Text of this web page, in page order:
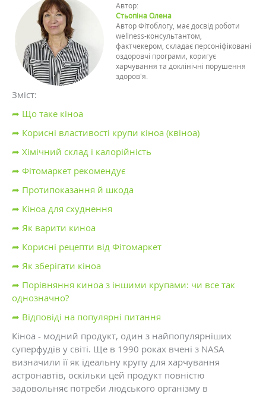
Автор:
Стьопіна Олена
Автор Фітоблогу, має досвід роботи
wellness-консультантом,
фактчекером, складає персоніфіковані
оздоровчі програми, коригує
харчування та доклінічні порушення
здоров'я.
Зміст:
➦ Що таке кіноа
➦ Корисні властивості крупи кіноа (квіноа)
➦ Хімічний склад і калорійність
➦ Фітомаркет рекомендує
➦ Протипоказання й шкода
➦ Кіноа для схуднення
➦ Як варити киноа
➦ Корисні рецепти від Фітомаркет
➦ Як зберігати кіноа
➦ Порівняння киноа з іншими крупами: чи все так
однозначно?
➦ Відповіді на популярні питання
Кіноа - модний продукт, один з найпопулярніших
суперфудів у світі. Ще в 1990 роках вчені з NASA
визначили її як ідеальну крупу для харчування
астронавтів, оскільки цей продукт повністю
задовольняє потреби людського організму в